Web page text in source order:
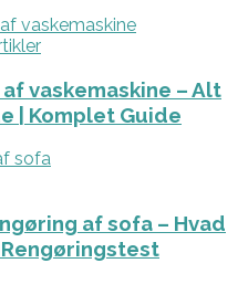
vaskemaskine – Alt
| Komplet Guide
af sofa – Hvad
Rengøringstest